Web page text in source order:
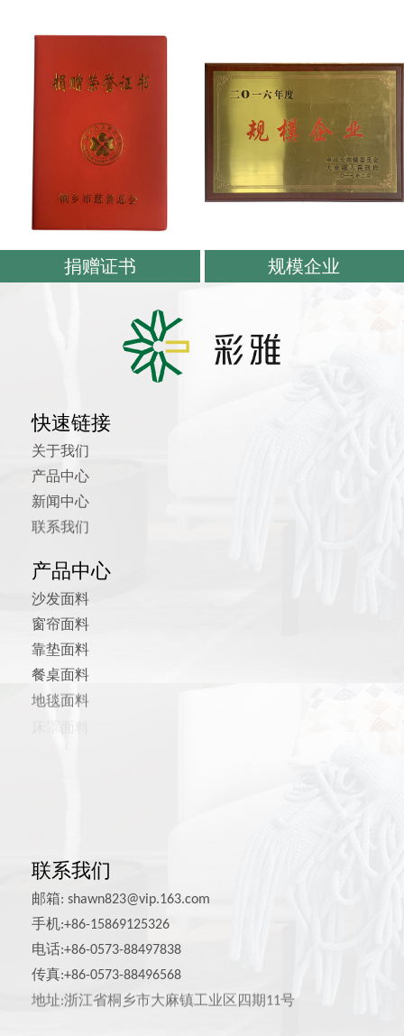
捐赠证书 规模企业
快速链接
关于我们
产品中心
新闻中心
联系我们
产品中心
沙发面料
窗帘面料
靠垫面料
餐桌面料
地毯面料
联系我们
邮箱: shawn823@vip.163.com
手机:+86-15869125326
电话:+86-0573-88497838
传真:+86-0573-88496568
地址:浙江省桐乡市大麻镇工业区四期11号